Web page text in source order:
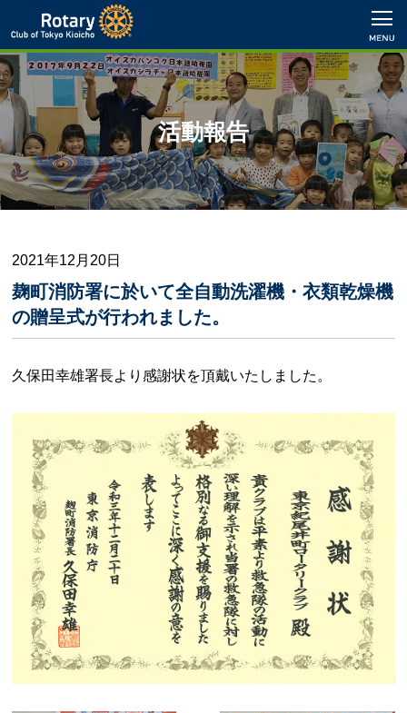
活動報告
2021年12月20日
麹町消防署に於いて全自動洗濯機・衣類乾燥機
の贈呈式が行われました。
久保田幸雄署長より感謝状を頂戴いたしました。